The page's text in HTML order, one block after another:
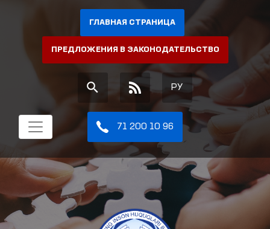
ГЛАВНАЯ СТРАНИЦА
ПРЕДЛОЖЕНИЯ В ЗАКОНОДАТЕЛЬСТВО
РУ
71 200 10 96